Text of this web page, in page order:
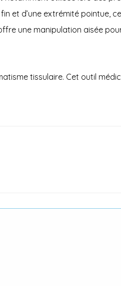
et d’une extrémité pointue,
une manipulation aisée
tissulaire. Cet outil